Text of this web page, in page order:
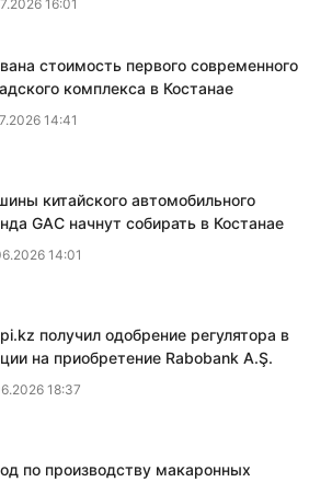
16:01
стоимость первого современного
комплекса в Костанае
14:41
китайского автомобильного
GAC начнут собирать в Костанае
14:01
получил одобрение регулятора в
на приобретение Rabobank A.Ş.
18:37
по производству макаронных